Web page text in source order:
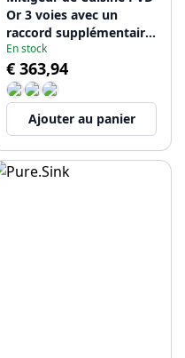
Or 3 voies avec un
raccord supplémentaire
pour eau filtrée
1208967669
En stock
€ 363,94
Ajouter au panier